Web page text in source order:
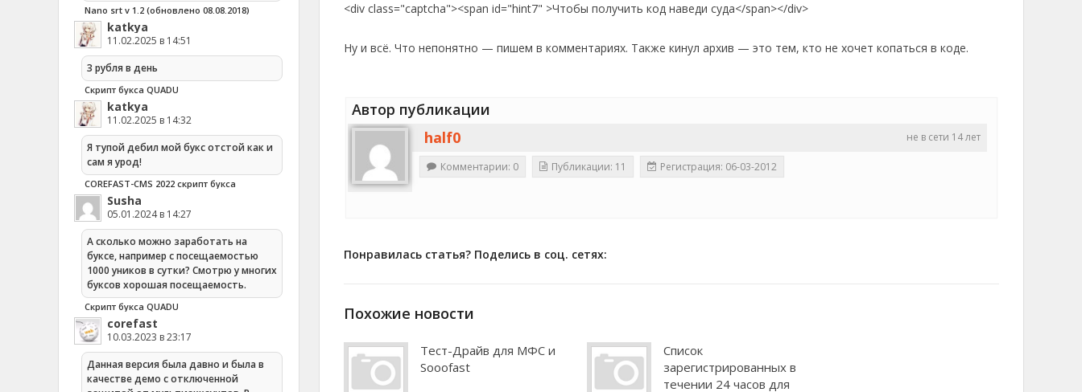
<div class="captcha"><span id="hint7" >Чтобы получить код наведи суда</span></div>
Ну и всё. Что непонятно — пишем в комментариях. Также кинул архив — это тем, кто не хочет копаться в коде.
Автор публикации
не в сети 14 лет
half0
Комментарии: 0 Публикации: 11 Регистрация: 06-03-2012
Понравилась статья? Поделись в соц. сетях:
Похожие новости
Тест-Драйв для МФС и
Sooofast
Список
зарегистрированных в
течении 24 часов для
Nano srt v 1.2 (обновлено 08.08.2018)
katkya
11.02.2025 в 14:51
3 рубля в день
Скрипт букса QUADU
katkya
11.02.2025 в 14:32
Я тупой дебил мой букс отстой как и
сам я урод!
COREFAST-CMS 2022 скрипт букса
Susha
05.01.2024 в 14:27
А сколько можно заработать на
буксе, например с посещаемостью
1000 уников в сутки? Смотрю у многих
буксов хорошая посещаемость.
Скрипт букса QUADU
corefast
10.03.2023 в 23:17
Данная версия была давно и была в
качестве демо с отключенной